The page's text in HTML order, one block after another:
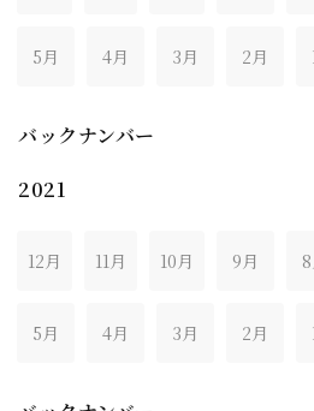
5月 4月 3月 2月
バックナンバー
2021
12月 11月 10月 9月
5月 4月 3月 2月